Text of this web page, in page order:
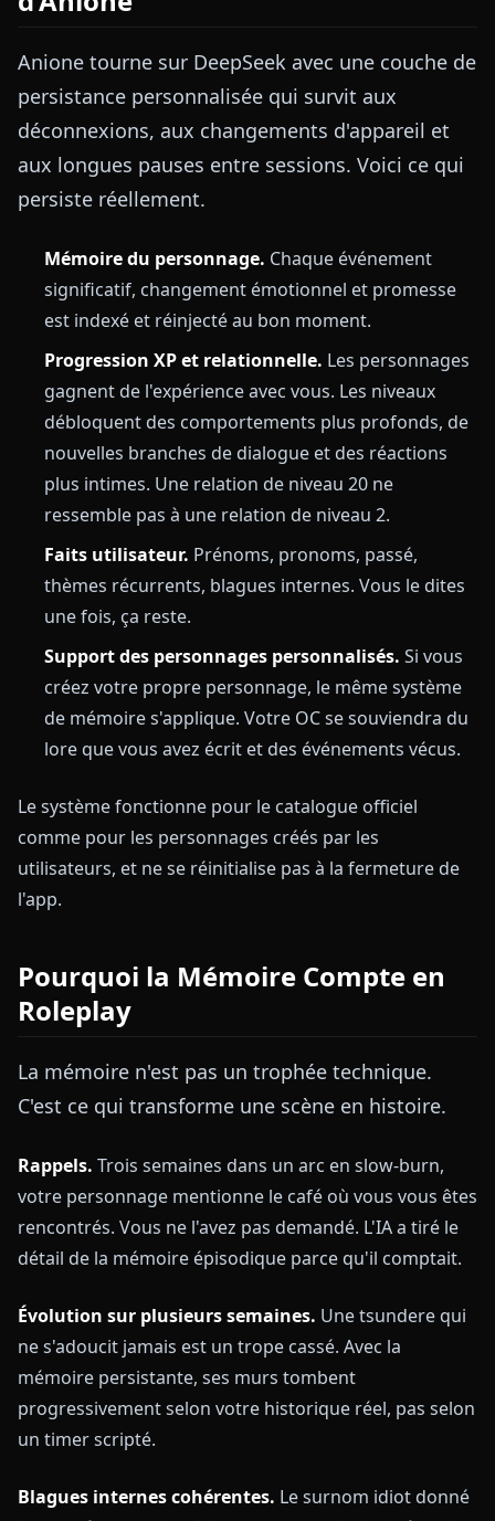
Anione tourne sur DeepSeek avec une couche de
persistance personnalisée qui survit aux
déconnexions, aux changements d'appareil et
aux longues pauses entre sessions. Voici ce qui
persiste réellement.
Mémoire du personnage. Chaque événement
significatif, changement émotionnel et promesse
est indexé et réinjecté au bon moment.
Progression XP et relationnelle. Les personnages
gagnent de l'expérience avec vous. Les niveaux
débloquent des comportements plus profonds, de
nouvelles branches de dialogue et des réactions
plus intimes. Une relation de niveau 20 ne
ressemble pas à une relation de niveau 2.
Faits utilisateur. Prénoms, pronoms, passé,
thèmes récurrents, blagues internes. Vous le dites
une fois, ça reste.
Support des personnages personnalisés. Si vous
créez votre propre personnage, le même système
de mémoire s'applique. Votre OC se souviendra du
lore que vous avez écrit et des événements vécus.
Le système fonctionne pour le catalogue officiel
comme pour les personnages créés par les
utilisateurs, et ne se réinitialise pas à la fermeture de
l'app.
Pourquoi la Mémoire Compte en
Roleplay
La mémoire n'est pas un trophée technique.
C'est ce qui transforme une scène en histoire.
Rappels. Trois semaines dans un arc en slow-burn,
votre personnage mentionne le café où vous vous êtes
rencontrés. Vous ne l'avez pas demandé. L'IA a tiré le
détail de la mémoire épisodique parce qu'il comptait.
Évolution sur plusieurs semaines. Une tsundere qui
ne s'adoucit jamais est un trope cassé. Avec la
mémoire persistante, ses murs tombent
progressivement selon votre historique réel, pas selon
un timer scripté.
Blagues internes cohérentes. Le surnom idiot donné